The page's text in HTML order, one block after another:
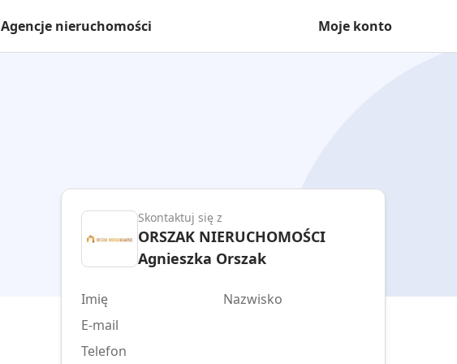
Agencje nieruchomości Moje konto
Skontaktuj się z
ORSZAK NIERUCHOMOŚCI
Agnieszka Orszak